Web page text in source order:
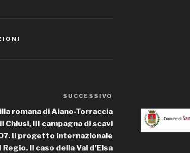
successivo
SUCCESSIVO
romana di Aiano-Torraccia
Chiusi, III campagna di scavi
Il progetto internazionale
Regio. Il caso della Val d’Elsa